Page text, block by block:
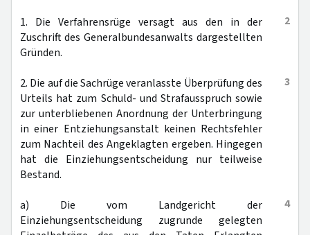
2
1. Die Verfahrensrüge versagt aus den in der
Zuschrift des Generalbundesanwalts dargestellten
Gründen.
3
2. Die auf die Sachrüge veranlasste Überprüfung des
Urteils hat zum Schuld- und Strafausspruch sowie
zur unterbliebenen Anordnung der Unterbringung
in einer Entziehungsanstalt keinen Rechtsfehler
zum Nachteil des Angeklagten ergeben. Hingegen
hat die Einziehungsentscheidung nur teilweise
Bestand.
4
a) Die vom Landgericht der
Einziehungsentscheidung zugrunde gelegten